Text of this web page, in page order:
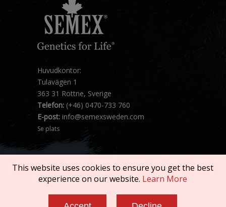
Huvudkontor:
Tulavägen 1
363 31 Rottne, Sverige
Telefon: (+46) 0470-733 760
E-post: info@semexsweden.com
Se plats
This website uses cookies to ensure you get the best
experience on our website. Learn More